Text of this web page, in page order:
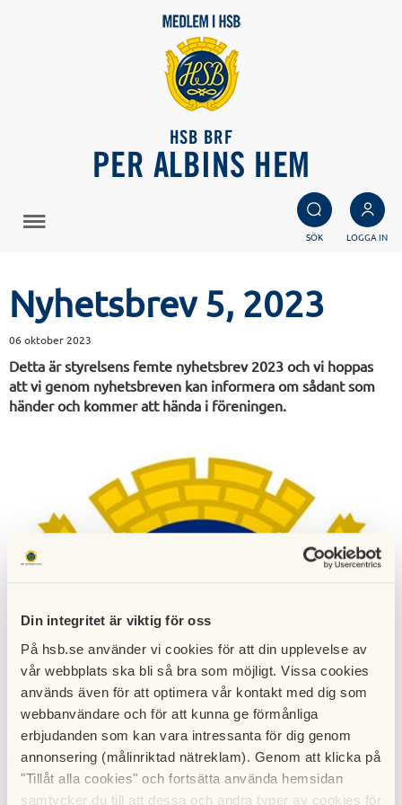
Din integritet är viktig för oss
På hsb.se använder vi cookies för att din upplevelse av
vår webbplats ska bli så bra som möjligt. Vissa cookies
används även för att optimera vår kontakt med dig som
webbanvändare och för att kunna ge förmånliga
erbjudanden som kan vara intressanta för dig genom
annonsering (målinriktad nätreklam). Genom att klicka på
"Tillåt alla cookies" och fortsätta använda hemsidan
samtycker du till att dessa och andra typer av cookies för
HSB BRF
PER ALBINS HEM
SÖK LOGGA IN
Nyhetsbrev 5, 2023
06 oktober 2023
Detta är styrelsens femte nyhetsbrev 2023 och vi hoppas
att vi genom nyhetsbreven kan informera om sådant som
händer och kommer att hända i föreningen.